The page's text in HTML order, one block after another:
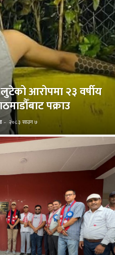
आरोपमा २३ वर्षीय
पक्राउ
- २०८३ साउन ७